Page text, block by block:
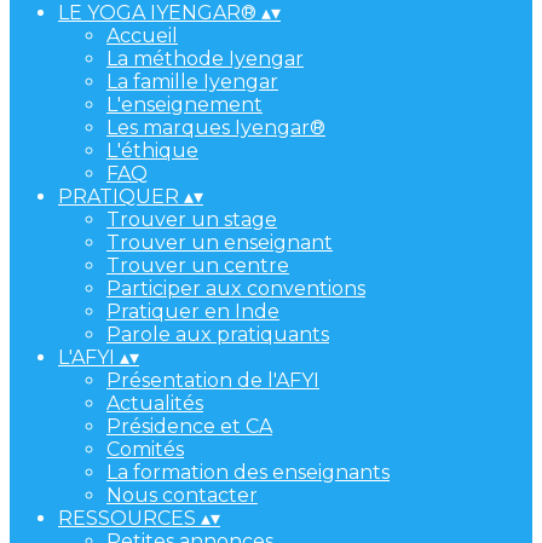
LE YOGA IYENGAR® ▴▾
Accueil
La méthode Iyengar
La famille Iyengar
L'enseignement
Les marques Iyengar®
L'éthique
FAQ
PRATIQUER ▴▾
Trouver un stage
Trouver un enseignant
Trouver un centre
Participer aux conventions
Pratiquer en Inde
Parole aux pratiquants
L'AFYI ▴▾
Présentation de l'AFYI
Actualités
Présidence et CA
Comités
La formation des enseignants
Nous contacter
RESSOURCES ▴▾